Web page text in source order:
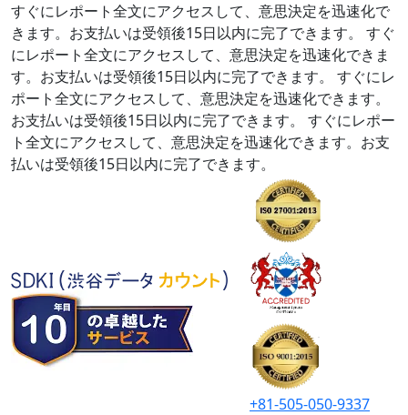
すぐにレポート全文にアクセスして、意思決定を迅速化で
きます。お支払いは受領後15日以内に完了できます。
すぐ
にレポート全文にアクセスして、意思決定を迅速化できま
す。お支払いは受領後15日以内に完了できます。
すぐにレ
ポート全文にアクセスして、意思決定を迅速化できます。
お支払いは受領後15日以内に完了できます。
すぐにレポー
ト全文にアクセスして、意思決定を迅速化できます。お支
払いは受領後15日以内に完了できます。
+81-505-050-9337